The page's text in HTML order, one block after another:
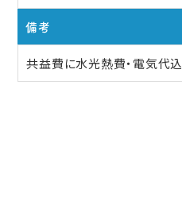
備考
共益費に水光熱費・電気代込